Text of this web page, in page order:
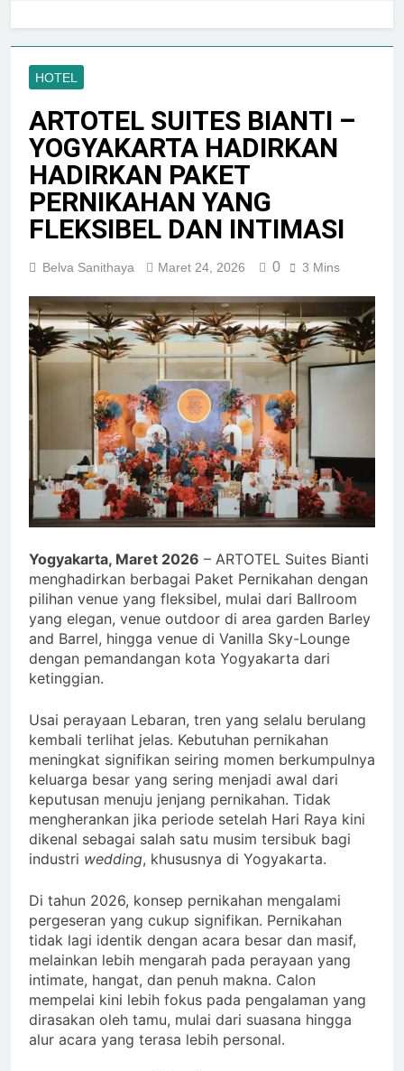
Agustus 2026 Dengan Tema
Nation Heritage
Plaza Ambarrukmo Rayakan
Hingga 80% Dan Rangkaian
Event Spesial
HOTEL
ARTOTEL SUITES BIANTI –
YOGYAKARTA HADIRKAN
HADIRKAN PAKET
PERNIKAHAN YANG
FLEKSIBEL DAN INTIMASI
Belva Sanithaya Maret 24, 2026 0 3 Mins
Yogyakarta, Maret 2026 – ARTOTEL Suites Bianti
menghadirkan berbagai Paket Pernikahan dengan
pilihan venue yang fleksibel, mulai dari Ballroom
yang elegan, venue outdoor di area garden Barley
and Barrel, hingga venue di Vanilla Sky-Lounge
dengan pemandangan kota Yogyakarta dari
ketinggian.
Usai perayaan Lebaran, tren yang selalu berulang
kembali terlihat jelas. Kebutuhan pernikahan
meningkat signifikan seiring momen berkumpulnya
keluarga besar yang sering menjadi awal dari
keputusan menuju jenjang pernikahan. Tidak
mengherankan jika periode setelah Hari Raya kini
dikenal sebagai salah satu musim tersibuk bagi
industri wedding, khususnya di Yogyakarta.
Di tahun 2026, konsep pernikahan mengalami
pergeseran yang cukup signifikan. Pernikahan
tidak lagi identik dengan acara besar dan masif,
melainkan lebih mengarah pada perayaan yang
intimate, hangat, dan penuh makna. Calon
mempelai kini lebih fokus pada pengalaman yang
dirasakan oleh tamu, mulai dari suasana hingga
alur acara yang terasa lebih personal.